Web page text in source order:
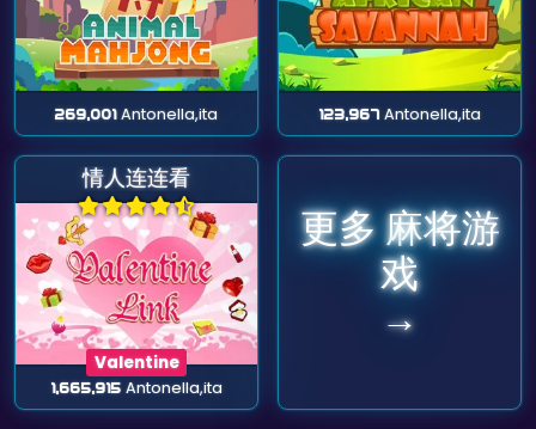
269,001Antonella,ita 123,967Antonella,ita
情人连连看
Valentine
1,665,915 Antonella,ita
更多 麻将游
戏
→